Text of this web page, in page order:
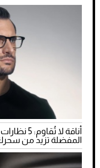
أناقة لا
المفضلة تزيد من